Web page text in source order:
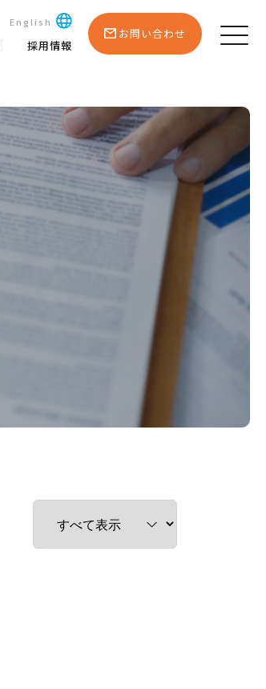
English
採用情報
お問い合わせ